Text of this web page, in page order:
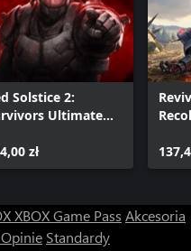
Solstice 2:
Ultimate
zł
XBOX Game Pass Akcesoria
Opinie Standardy